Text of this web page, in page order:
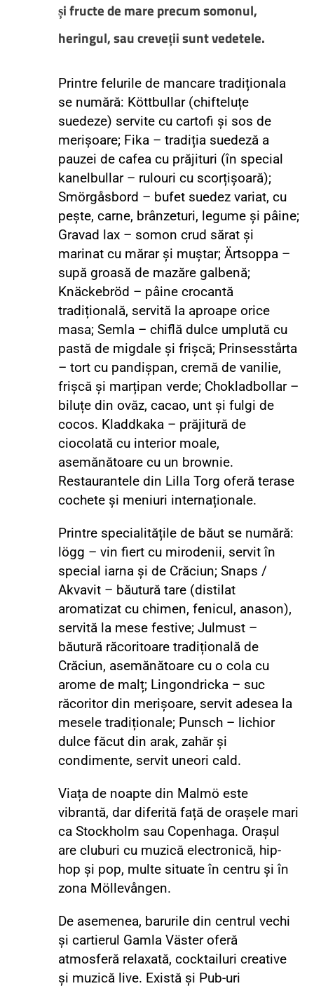
și fructe de mare precum somonul,
heringul, sau creveții sunt vedetele.
Printre felurile de mancare tradiționala
se numără: Köttbullar (chifteluțe
suedeze) servite cu cartofi și sos de
merișoare; Fika – tradiția suedeză a
pauzei de cafea cu prăjituri (în special
kanelbullar – rulouri cu scorțișoară);
Smörgåsbord – bufet suedez variat, cu
pește, carne, brânzeturi, legume și pâine;
Gravad lax – somon crud sărat și
marinat cu mărar și muștar; Ärtsoppa –
supă groasă de mazăre galbenă;
Knäckebröd – pâine crocantă
tradițională, servită la aproape orice
masa; Semla – chiflă dulce umplută cu
pastă de migdale și frișcă; Prinsesstårta
– tort cu pandișpan, cremă de vanilie,
frișcă și marțipan verde; Chokladbollar –
biluțe din ovăz, cacao, unt și fulgi de
cocos. Kladdkaka – prăjitură de
ciocolată cu interior moale,
asemănătoare cu un brownie.
Restaurantele din Lilla Torg oferă terase
cochete și meniuri internaționale.
Printre specialitățile de băut se numără:
lögg – vin fiert cu mirodenii, servit în
special iarna și de Crăciun; Snaps /
Akvavit – băutură tare (distilat
aromatizat cu chimen, fenicul, anason),
servită la mese festive; Julmust –
băutură răcoritoare tradițională de
Crăciun, asemănătoare cu o cola cu
arome de malț; Lingondricka – suc
răcoritor din merișoare, servit adesea la
mesele tradiționale; Punsch – lichior
dulce făcut din arak, zahăr și
condimente, servit uneori cald.
Viața de noapte din Malmö este
vibrantă, dar diferită față de orașele mari
ca Stockholm sau Copenhaga. Orașul
are cluburi cu muzică electronică, hip-
hop și pop, multe situate în centru și în
zona Möllevången.
De asemenea, barurile din centrul vechi
și cartierul Gamla Väster oferă
atmosferă relaxată, cocktailuri creative
și muzică live. Există și Pub-uri